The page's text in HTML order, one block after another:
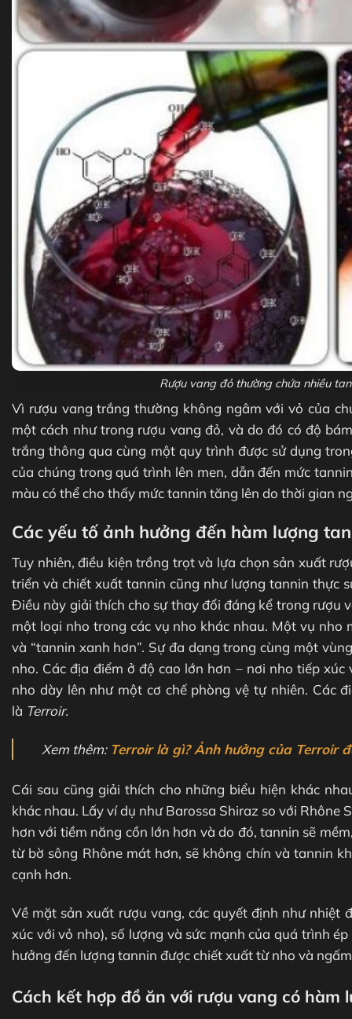
Rượu vang đỏ thường chứa nhiều
Vì rượu vang trắng thường không ngâm với vỏ của
một cách như trong rượu vang đỏ, và do đó có độ
trắng thông qua cùng một quy trình được sử dụng
của chúng trong quá trình lên men, dẫn đến mức
màu có thể cho thấy mức tannin tăng lên do thời gian
Các yếu tố ảnh hưởng đến hàm lượng
Tuy nhiên, điều kiện trồng trọt và lựa chọn sản xuất
triển và chiết xuất tannin cũng như lượng tannin thực
Điều này giải thích cho sự thay đổi đáng kể trong rượu
một loại nho trong các vụ nho khác nhau. Một vụ
và “tannin xanh hơn”. Sự đa dạng trong cùng một
nho. Các địa điểm ở độ cao lớn hơn – nơi nho tiếp
nho dày lên như một cơ chế phòng vệ tự nhiên. Các
là Terroir.
Xem thêm: Terroir là gì? Ảnh hưởng của Terroir
Cái sau cũng giải thích cho những biểu hiện khác
khác nhau. Lấy ví dụ như Barossa Shiraz so với Rhône
hơn với tiềm năng cồn lớn hơn và do đó, tannin sẽ
từ bờ sông Rhône mát hơn, sẽ không chín và tannin
cạnh hơn.
Về mặt sản xuất rượu vang, các quyết định như nhiệt
xúc với vỏ nho), số lượng và sức mạnh của quá trình
hưởng đến lượng tannin được chiết xuất từ ​​nho và
Cách kết hợp đồ ăn với rượu vang có hàm